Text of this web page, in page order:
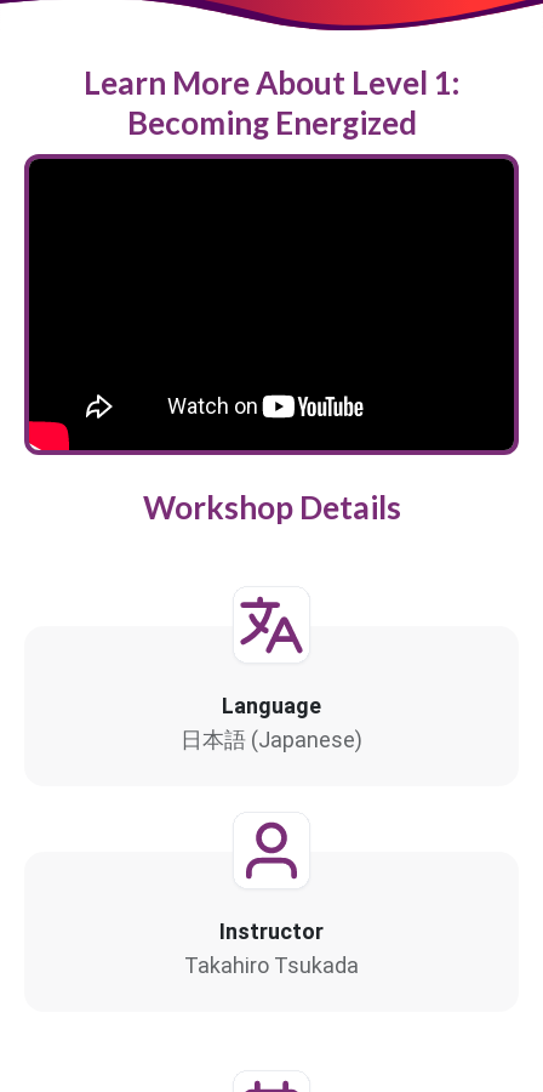
Learn More About Level 1:
Becoming Energized
Workshop Details
Language
日本語 (Japanese)
Instructor
Takahiro Tsukada